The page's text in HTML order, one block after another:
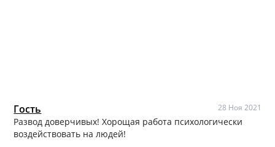
Гость 28 Ноя 2021
Развод доверчивых! Хорощая работа психологически
воздействовать на людей!